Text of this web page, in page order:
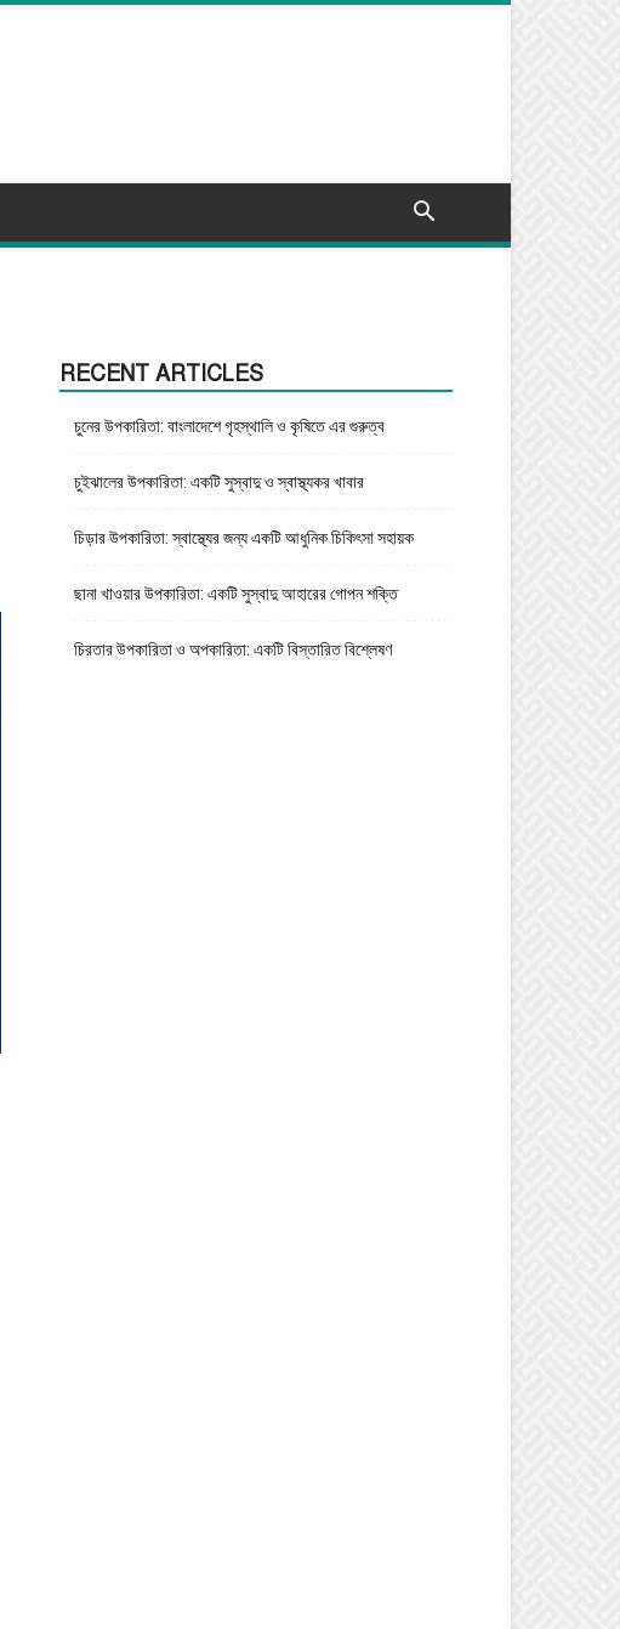
RECENT ARTICLES
চুনের উপকারিতা: বাংলাদেশে গৃহস্থালি ও কৃষিতে এর গুরুত্ব
চুইঝালের উপকারিতা: একটি সুস্বাদু ও স্বাস্থ্যকর খাবার
চিড়ার উপকারিতা: স্বাস্থ্যের জন্য একটি আধুনিক চিকিৎসা সহায়ক
ছানা খাওয়ার উপকারিতা: একটি সুস্বাদু আহারের গোপন শক্তি
চিরতার উপকারিতা ও অপকারিতা: একটি বিস্তারিত বিশ্লেষণ